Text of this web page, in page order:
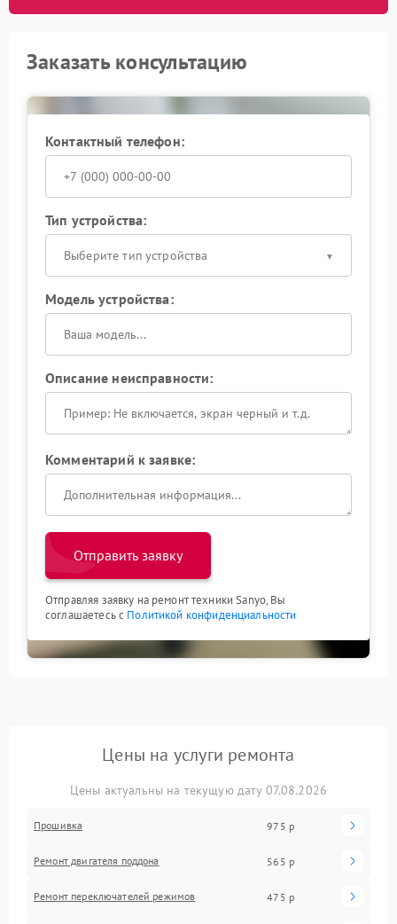
Заказать консультацию
Контактный телефон:
Тип устройства:
Выберите тип устройства
Модель устройства:
Описание неисправности:
Комментарий к заявке:
Отправить заявку
Отправляя заявку на ремонт техники Sanyo, Вы
соглашаетесь с Политикой конфиденциальности
Цены на услуги ремонта
Цены актуальны на текущую дату 07.08.2026
Прошивка 975 р
Ремонт двигателя поддона 565 р
Ремонт переключателей режимов 475 р